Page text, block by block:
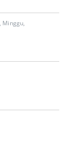
Minggu,